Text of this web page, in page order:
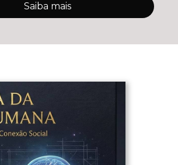
Saiba mais